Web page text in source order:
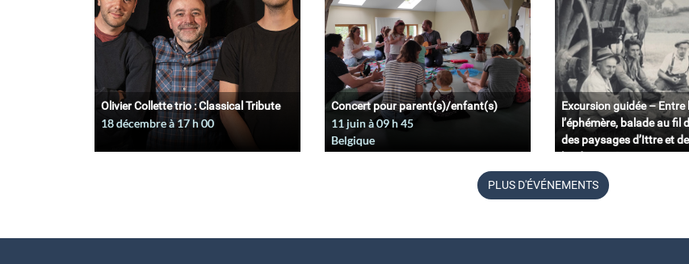
Olivier Collette trio : Classical Tribute
18 décembre à 17 h 00
Concert pour parent(s)/enfant(s)
11 juin à 09 h 45
Belgique
Excursion guidée – Entre
l’éphémère, balade au fil
des paysages d’Ittre et
11 juin à 09
Belgique
PLUS D'ÉVÉNEMENTS